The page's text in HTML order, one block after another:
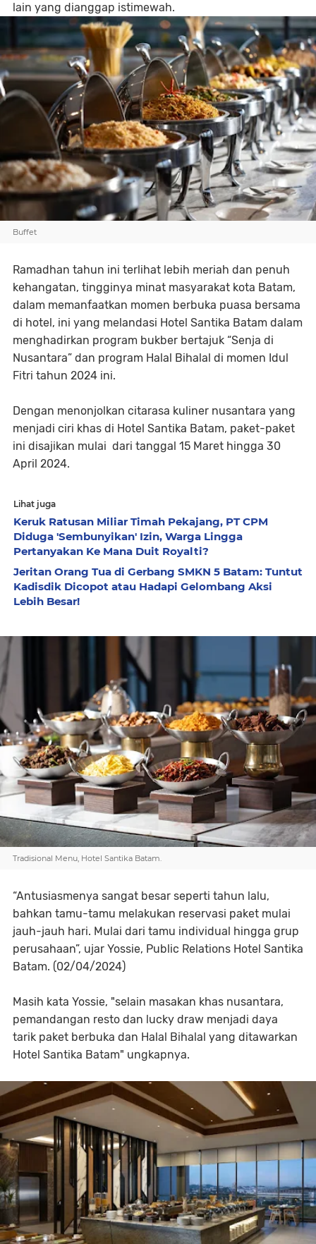
lain yang dianggap istimewah.
Buffet
Ramadhan tahun ini terlihat lebih meriah dan penuh
kehangatan, tingginya minat masyarakat kota Batam,
dalam memanfaatkan momen berbuka puasa bersama
di hotel, ini yang melandasi Hotel Santika Batam dalam
menghadirkan program bukber bertajuk “Senja di
Nusantara” dan program Halal Bihalal di momen Idul
Fitri tahun 2024 ini.
Dengan menonjolkan citarasa kuliner nusantara yang
menjadi ciri khas di Hotel Santika Batam, paket-paket
ini disajikan mulai dari tanggal 15 Maret hingga 30
April 2024.
Lihat juga
Keruk Ratusan Miliar Timah Pekajang, PT CPM
Diduga 'Sembunyikan' Izin, Warga Lingga
Pertanyakan Ke Mana Duit Royalti?
Jeritan Orang Tua di Gerbang SMKN 5 Batam: Tuntut
Kadisdik Dicopot atau Hadapi Gelombang Aksi
Lebih Besar!
Tradisional Menu, Hotel Santika Batam.
“Antusiasmenya sangat besar seperti tahun lalu,
bahkan tamu-tamu melakukan reservasi paket mulai
jauh-jauh hari. Mulai dari tamu individual hingga grup
perusahaan”, ujar Yossie, Public Relations Hotel Santika
Batam. (02/04/2024)
Masih kata Yossie, "selain masakan khas nusantara,
pemandangan resto dan lucky draw menjadi daya
tarik paket berbuka dan Halal Bihalal yang ditawarkan
Hotel Santika Batam" ungkapnya.